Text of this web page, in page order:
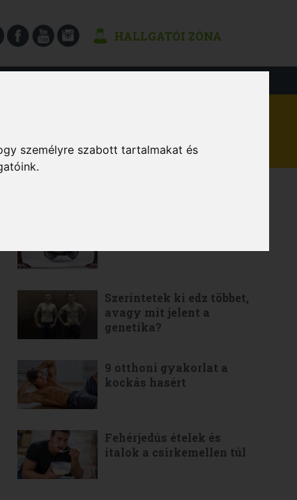
személyre szabott tartalmakat és
HALLGATÓI ZÓNA
Szerintetek ki edz többet,
avagy mit jelent a
genetika?
9 otthoni gyakorlat a
kockás hasért
Fehérjedús ételek és
italok a csirkemellen túl